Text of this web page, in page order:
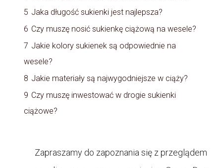
5 Jaka długość sukienki jest najlepsza?
6 Czy muszę nosić sukienkę ciążową na wesele?
7 Jakie kolory sukienek są odpowiednie na
wesele?
8 Jakie materiały są najwygodniejsze w ciąży?
9 Czy muszę inwestować w drogie sukienki
ciążowe?
Zapraszamy do zapoznania się z przeglądem